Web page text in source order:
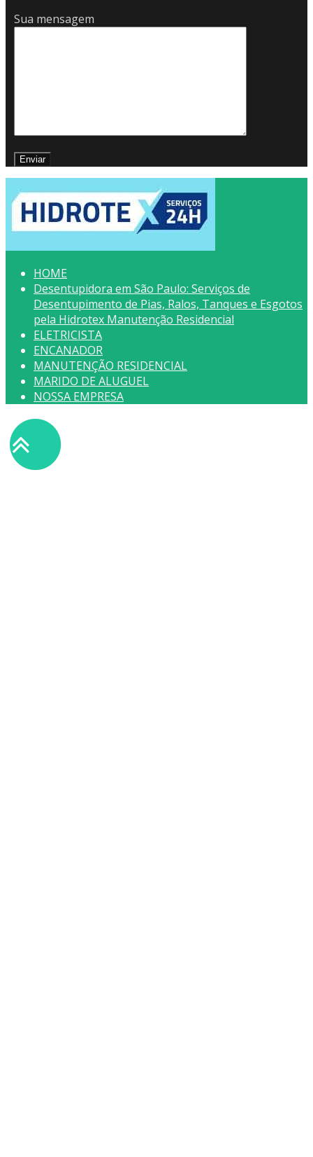
Sua mensagem
HOME
Desentupidora em São Paulo: Serviços de
Desentupimento de Pias, Ralos, Tanques e Esgotos
pela Hidrotex Manutenção Residencial
ELETRICISTA
ENCANADOR
MANUTENÇÃO RESIDENCIAL
MARIDO DE ALUGUEL
NOSSA EMPRESA